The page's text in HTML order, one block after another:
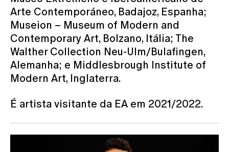
Arte Contemporáneo, Badajoz, Espanha;
Museion – Museum of Modern and
Contemporary Art, Bolzano, Itália; The
Walther Collection Neu-Ulm/Bulafingen,
Alemanha; e Middlesbrough Institute of
Modern Art, Inglaterra.
É artista visitante da EA em 2021/2022.